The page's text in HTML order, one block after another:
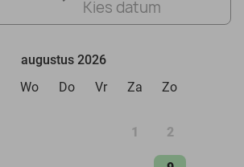
Kies datum
augustus 2026
Wo Do Vr Za Zo
1 2